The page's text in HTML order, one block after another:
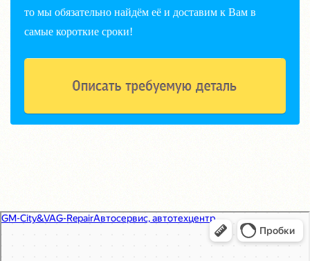
то мы обязательно найдём её и доставим к Вам в
самые короткие сроки!
GM-City&VAG-Repair